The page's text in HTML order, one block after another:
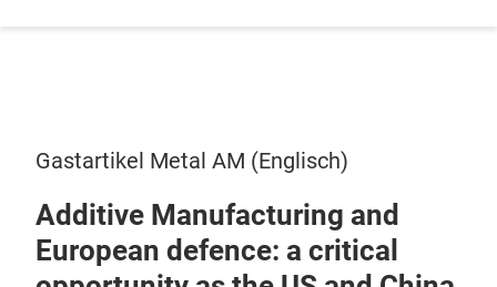
Gastartikel Metal AM (Englisch)
Additive Manufacturing and
European defence: a critical